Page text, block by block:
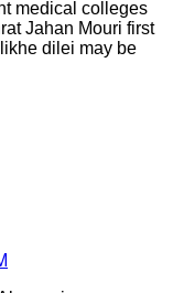
medical colleges
Jahan Mouri first
dilei may be